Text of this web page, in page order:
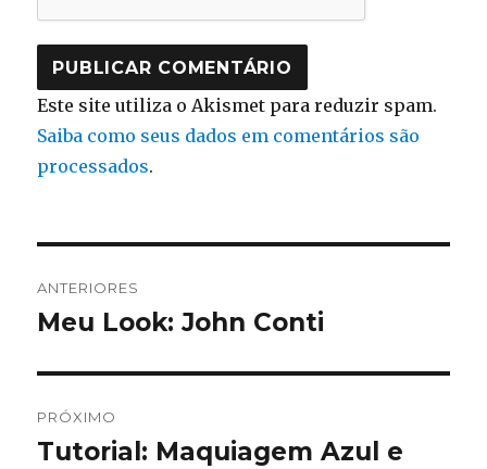
Este site utiliza o Akismet para reduzir spam.
Saiba como seus dados em comentários são
processados.
de
ANTERIORES
Post
Meu Look: John Conti
PRÓXIMO
Próximo
Tutorial: Maquiagem Azul e